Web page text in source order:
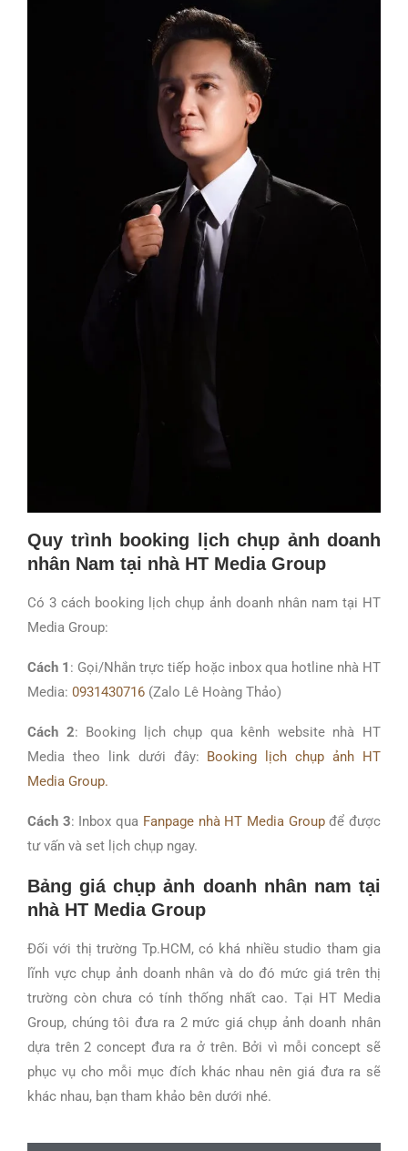
Quy trình booking lịch chụp ảnh doanh
nhân Nam tại nhà HT Media Group
Có 3 cách booking lịch chụp ảnh doanh nhân nam tại HT
Media Group:
Cách 1 : Gọi/Nhắn trực tiếp hoặc inbox qua hotline nhà HT
Media: 0931430716 (Zalo Lê Hoàng Thảo)
Cách 2: Booking lịch chụp qua kênh website nhà HT
Media theo link dưới đây: Booking lịch chụp ảnh HT
Media Group.
Cách 3: Inbox qua Fanpage nhà HT Media Groupđể được
tư vấn và set lịch chụp ngay.
Bảng giá chụp ảnh doanh nhân nam tại
nhà HT Media Group
Đối với thị trường Tp.HCM, có khá nhiều studio tham gia
lĩnh vực chụp ảnh doanh nhân và do đó mức giá trên thị
trường còn chưa có tính thống nhất cao. Tại HT Media
Group, chúng tôi đưa ra 2 mức giá chụp ảnh doanh nhân
dựa trên 2 concept đưa ra ở trên. Bởi vì mỗi concept sẽ
phục vụ cho mỗi mục đích khác nhau nên giá đưa ra sẽ
khác nhau, bạn tham khảo bên dưới nhé.